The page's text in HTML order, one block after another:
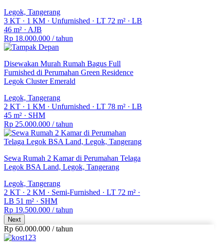
Legok, Tangerang
3 KT · 1 KM · Unfurnished · LT 72 m² · LB
46 m² · AJB
Rp 18.000.000 / tahun
Disewakan Murah Rumah Bagus Full
Furnished di Perumahan Green Residence
Legok Cluster Emerald
Legok, Tangerang
2 KT · 1 KM · Unfurnished · LT 78 m² · LB
45 m² · SHM
Rp 25.000.000 / tahun
Sewa Rumah 2 Kamar di Perumahan Telaga
Legok BSA Land, Legok, Tangerang
Legok, Tangerang
2 KT · 2 KM · Semi-Furnished · LT 72 m² ·
LB 51 m² · SHM
Rp 19.500.000 / tahun
Next
Rp 60.000.000 /tahun